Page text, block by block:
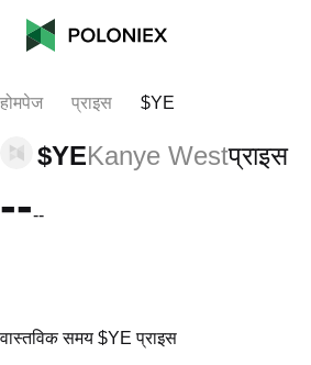
होमपेज प्राइस $YE
$YEKanye Westप्राइस
----
वास्तविक समय $YE प्राइस